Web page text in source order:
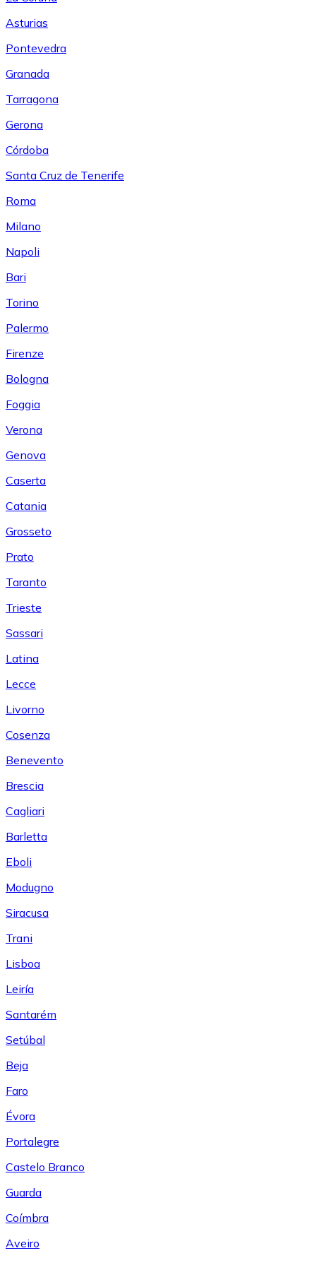
Asturias
Pontevedra
Granada
Tarragona
Gerona
Córdoba
Santa Cruz de Tenerife
Roma
Milano
Napoli
Bari
Torino
Palermo
Firenze
Bologna
Foggia
Verona
Genova
Caserta
Catania
Grosseto
Prato
Taranto
Trieste
Sassari
Latina
Lecce
Livorno
Cosenza
Benevento
Brescia
Cagliari
Barletta
Eboli
Modugno
Siracusa
Trani
Lisboa
Leiría
Santarém
Setúbal
Beja
Faro
Évora
Portalegre
Castelo Branco
Guarda
Coímbra
Aveiro